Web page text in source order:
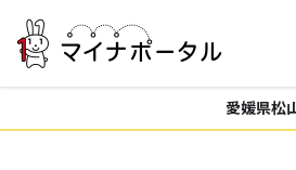
愛媛県松